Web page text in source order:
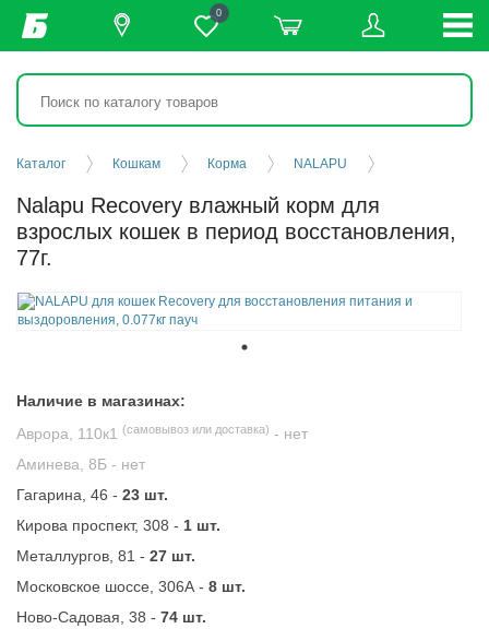
0
Каталог Кошкам Корма NALAPU
Nalapu Recovery влажный корм для
взрослых кошек в период восстановления,
77г.
Наличие в магазинах:
Аврора, 110к1
(самовывоз или доставка) - нет
Аминева, 8Б - нет
Гагарина, 46 - 23 шт.
Кирова проспект, 308 - 1 шт.
Металлургов, 81 - 27 шт.
Московское шоссе, 306А - 8 шт.
Ново-Садовая, 38 - 74 шт.